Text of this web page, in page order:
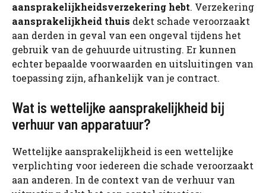
aansprakelijkheidsverzekering hebt. Verzekering
aansprakelijkheid thuis dekt schade veroorzaakt
aan derden in geval van een ongeval tijdens het
gebruik van de gehuurde uitrusting. Er kunnen
echter bepaalde voorwaarden en uitsluitingen van
toepassing zijn, afhankelijk van je contract.
Wat is wettelijke aansprakelijkheid bij
verhuur van apparatuur?
Wettelijke aansprakelijkheid is een wettelijke
verplichting voor iedereen die schade veroorzaakt
aan anderen. In de context van de verhuur van